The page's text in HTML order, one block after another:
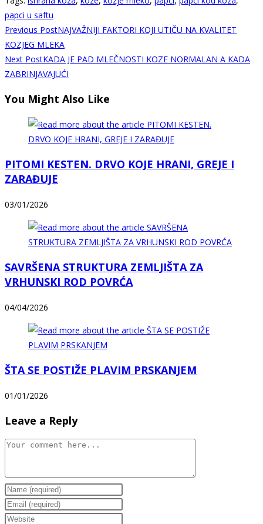
papci u saftu
Read
more
articles
Previous PostNAJVAŽNIJI FAKTORI KOJI UTIČU NA KVALITET
KOZJEG MLEKA
Next PostKADA JE PAD MLEČNOSTI KOZE NORMALAN A KADA
ZABRINJAVAJUĆI
You Might Also Like
PITOMI KESTEN. DRVO KOJE HRANI, GREJE I
ZARAĐUJE
03/01/2026
SAVRŠENA STRUKTURA ZEMLJIŠTA ZA
VRHUNSKI ROD POVRĆA
04/04/2026
ŠTA SE POSTIŽE PLAVIM PRSKANJEM
01/01/2026
Leave a Reply
Comment
Enter
your
name
Enter
your
Enter